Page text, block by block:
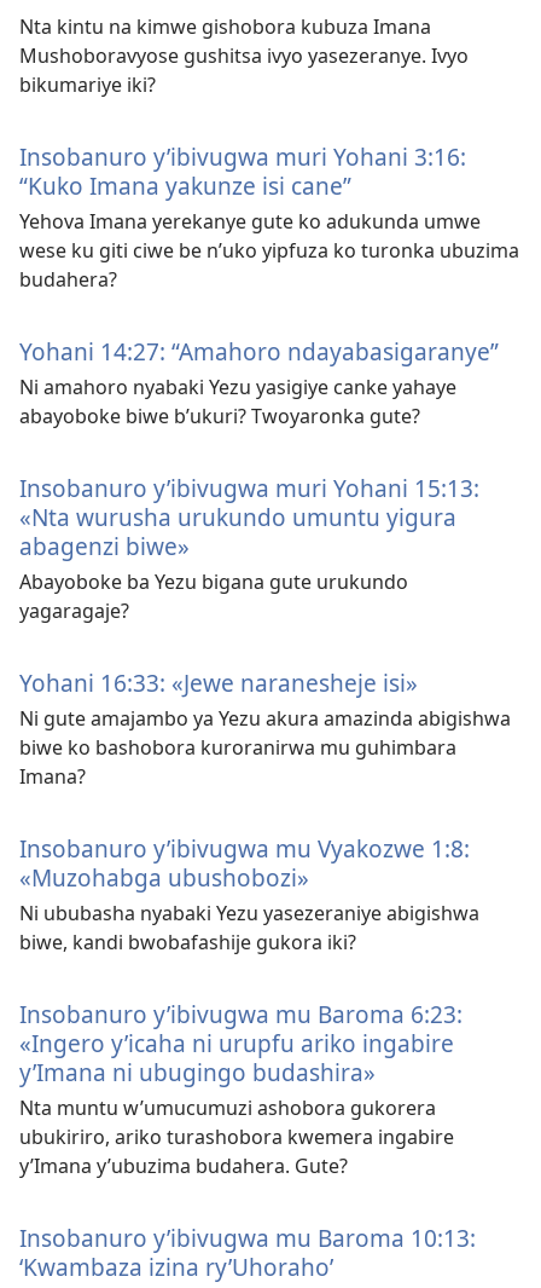
Nta kintu na kimwe gishobora kubuza Imana
Mushoboravyose gushitsa ivyo yasezeranye. Ivyo
bikumariye iki?
Insobanuro y’ibivugwa muri Yohani 3:16:
“Kuko Imana yakunze isi cane”
Yehova Imana yerekanye gute ko adukunda umwe
wese ku giti ciwe be n’uko yipfuza ko turonka ubuzima
budahera?
Yohani 14:27: “Amahoro ndayabasigaranye”
Ni amahoro nyabaki Yezu yasigiye canke yahaye
abayoboke biwe b’ukuri? Twoyaronka gute?
Insobanuro y’ibivugwa muri Yohani 15:13:​
«Nta wurusha urukundo umuntu yigura
abagenzi biwe»
Abayoboke ba Yezu bigana gute urukundo
yagaragaje?
Yohani 16:33: «Jewe naranesheje isi»
Ni gute amajambo ya Yezu akura amazinda abigishwa
biwe ko bashobora kuroranirwa mu guhimbara
Imana?
Insobanuro y’ibivugwa mu Vyakozwe 1:8:
«Muzohabga ubushobozi»
Ni ububasha nyabaki Yezu yasezeraniye abigishwa
biwe, kandi bwobafashije gukora iki?
Insobanuro y’ibivugwa mu Baroma 6:23:
«Ingero y’icaha ni urupfu ariko ingabire
y’Imana ni ubugingo budashira»
Nta muntu w’umucumuzi ashobora gukorera
ubukiriro, ariko turashobora kwemera ingabire
y’Imana y’ubuzima budahera. Gute?
Insobanuro y’ibivugwa mu Baroma 10:13:
‘Kwambaza izina ry’Uhoraho’